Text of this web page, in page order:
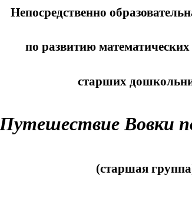
Непосредственно
по развитию математических
старших
Вовки
(старшая